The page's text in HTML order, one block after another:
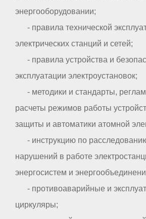
энергооборудовании;
- правила технической
электрических станций и сетей;
- правила устройства и
эксплуатации электроустановок;
- методики и стандарты,
расчеты режимов работы
защиты и автоматики атомной
- инструкцию по
нарушений в работе
энергосистем и
- противоаварийные и
циркуляры;